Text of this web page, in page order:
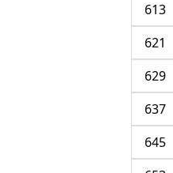
613
621
629
637
645